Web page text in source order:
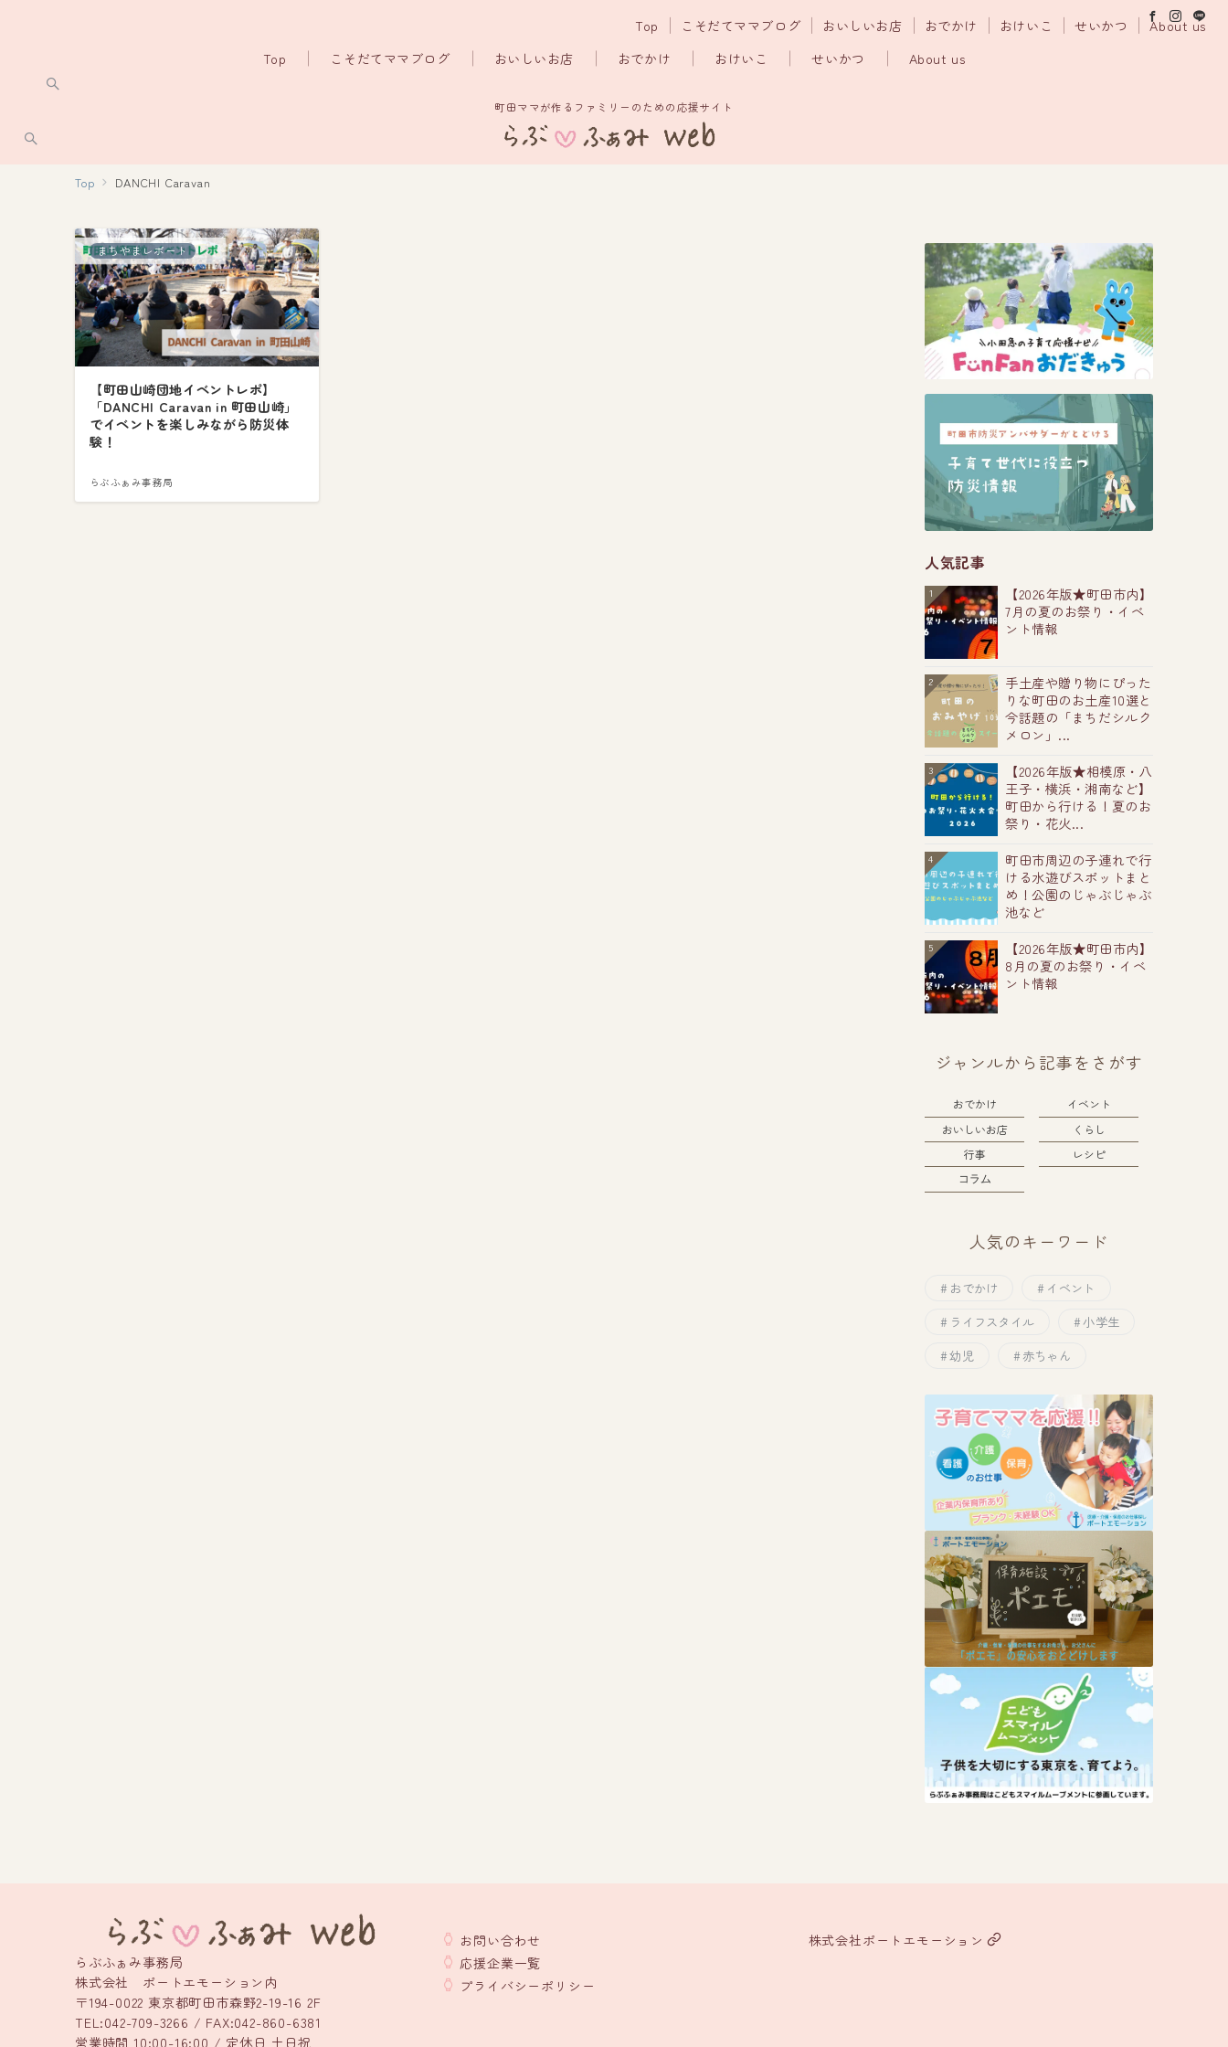
Top こそだてママブログ おいしいお店 おでかけ おけいこ せいかつ About us
Top こそだてママブログ おいしいお店 おでかけ おけいこ せいかつ About us
町田ママが作るファミリーのための応援サイト
Top DANCHI Caravan
まちやまレポート
【町田山崎団地イベントレポ】
「DANCHI Caravan in 町田山崎」
でイベントを楽しみながら防災体
験！
らぶふぁみ事務局
人気記事
1
【2026年版★町田市内】
7月の夏のお祭り・イベ
ント情報
2
手土産や贈り物にぴった
りな町田のお土産10選と
今話題の「まちだシルク
メロン」...
3
【2026年版★相模原・八
王子・横浜・湘南など】
町田から行ける！夏のお
祭り・花火...
4
町田市周辺の子連れで行
ける水遊びスポットまと
め！公園のじゃぶじゃぶ
池など
5
【2026年版★町田市内】
8月の夏のお祭り・イベ
ント情報
ジャンルから記事をさがす
おでかけ
イベント
おいしいお店
くらし
行事
レシピ
コラム
人気のキーワード
おでかけ
イベント
ライフスタイル
小学生
幼児
赤ちゃん
らぶふぁみ事務局
株式会社 ポートエモーション内
〒194-0022 東京都町田市森野2-19-16 2F
TEL:042-709-3266 / FAX:042-860-6381
営業時間 10:00-16:00 / 定休日 土日祝
お問い合わせ
応援企業一覧
プライバシーポリシー
株式会社ポートエモーション